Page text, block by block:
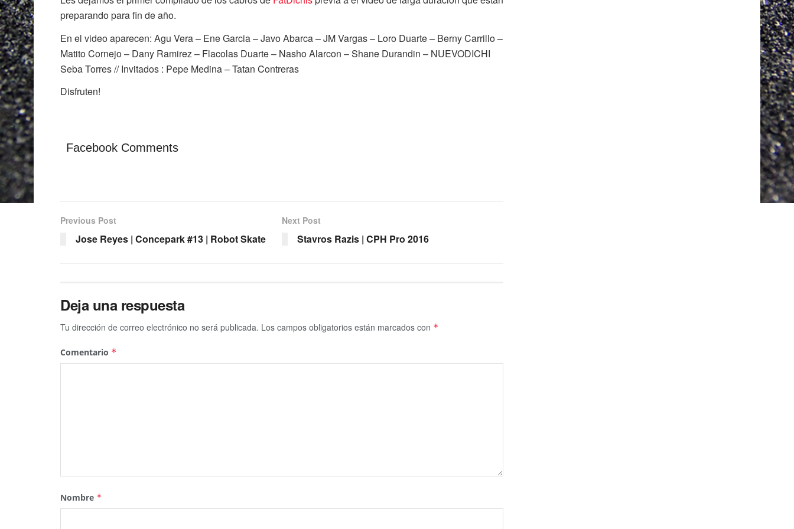
preparando para fin de año.
En el video aparecen: Agu Vera – Ene Garcia – Javo Abarca – JM Vargas – Loro Duarte – Berny Carrillo –
Matito Cornejo – Dany Ramirez – Flacolas Duarte – Nasho Alarcon – Shane Durandin – NUEVODICHI
Seba Torres // Invitados : Pepe Medina – Tatan Contreras
Disfruten!
Facebook Comments
Previous Post
Jose Reyes | Concepark #13 | Robot Skate
Next Post
Stavros Razis | CPH Pro 2016
Deja una respuesta
Tu dirección de correo electrónico no será publicada. Los campos obligatorios están marcados con *
Comentario *
Nombre *